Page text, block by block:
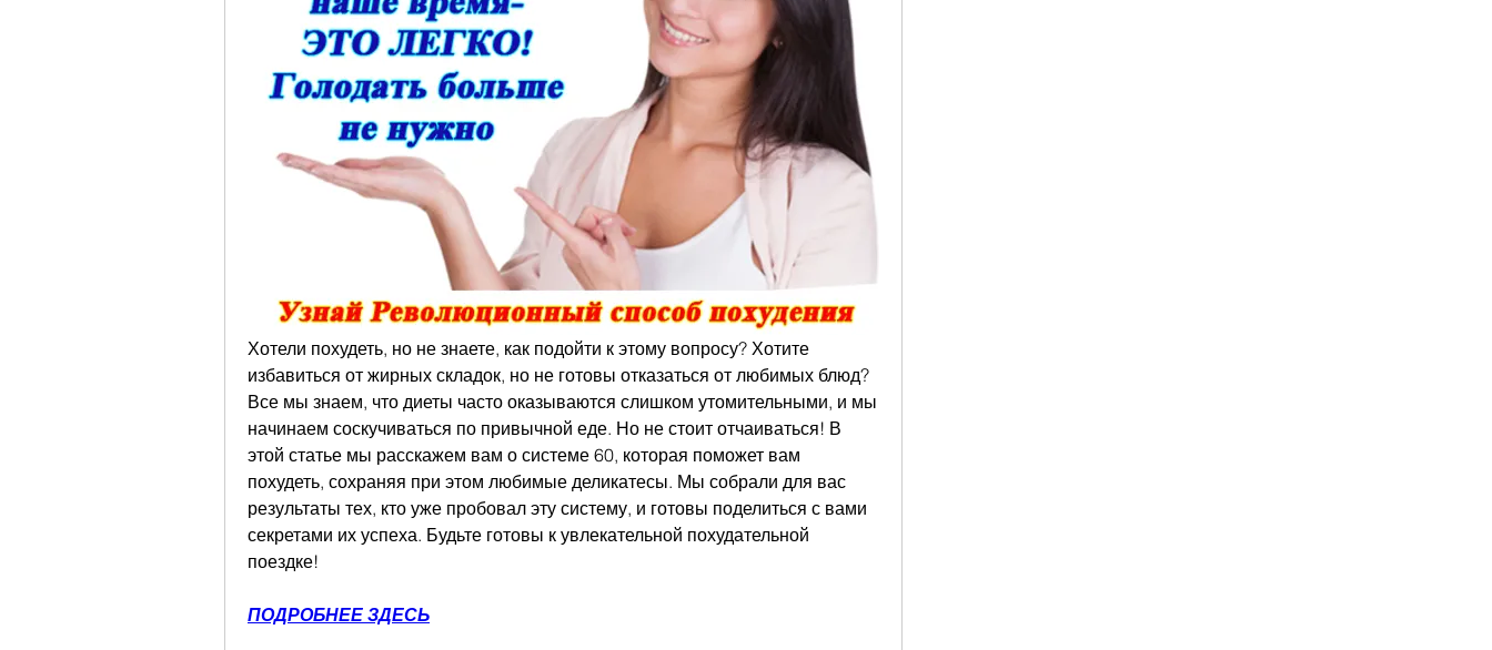
Хотели похудеть, но не знаете, как подойти к этому вопросу? Хотите
избавиться от жирных складок, но не готовы отказаться от любимых блюд?
Все мы знаем, что диеты часто оказываются слишком утомительными, и мы
начинаем соскучиваться по привычной еде. Но не стоит отчаиваться! В
этой статье мы расскажем вам о системе 60, которая поможет вам
похудеть, сохраняя при этом любимые деликатесы. Мы собрали для вас
результаты тех, кто уже пробовал эту систему, и готовы поделиться с вами
секретами их успеха. Будьте готовы к увлекательной похудательной
поездке!
ПОДРОБНЕЕ ЗДЕСЬ